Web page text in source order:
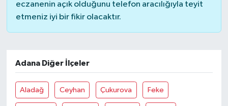
eczanenin açık olduğunu telefon aracılığıyla teyit
etmeniz iyi bir fikir olacaktır.
Adana Diğer İlçeler
Aladağ Ceyhan Çukurova Feke